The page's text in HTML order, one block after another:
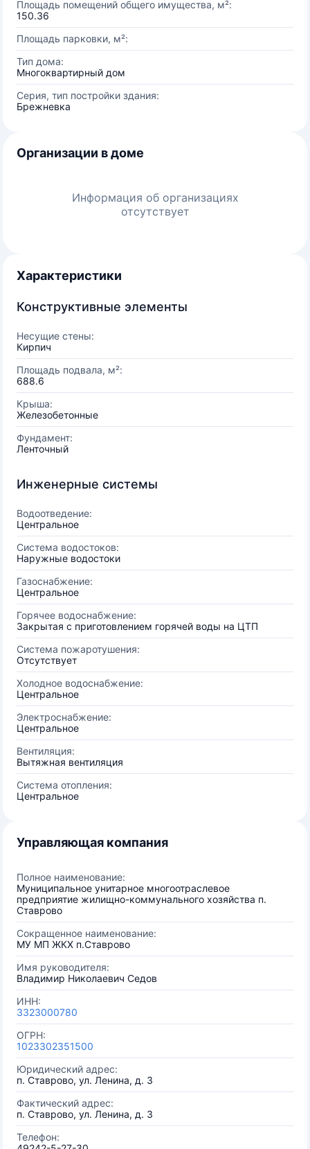
Площадь помещений общего имущества, м²:
150.36
Площадь парковки, м²:
Тип дома:
Многоквартирный дом
Серия, тип постройки здания:
Брежневка
Организации в доме
Информация об организациях
отсутствует
Характеристики
Конструктивные элементы
Несущие стены:
Кирпич
Площадь подвала, м²:
688.6
Крыша:
Железобетонные
Фундамент:
Ленточный
Инженерные системы
Водоотведение:
Центральное
Система водостоков:
Наружные водостоки
Газоснабжение:
Центральное
Горячее водоснабжение:
Закрытая с приготовлением горячей воды на ЦТП
Система пожаротушения:
Отсутствует
Холодное водоснабжение:
Центральное
Электроснабжение:
Центральное
Вентиляция:
Вытяжная вентиляция
Система отопления:
Центральное
Управляющая компания
Полное наименование:
Муниципальное унитарное многоотраслевое
предприятие жилищно-коммунального хозяйства п.
Ставрово
Сокращенное наименование:
МУ МП ЖКХ п.Ставрово
Имя руководителя:
Владимир Николаевич Седов
ИНН:
3323000780
ОГРН:
1023302351500
Юридический адрес:
п. Ставрово, ул. Ленина, д. 3
Фактический адрес:
п. Ставрово, ул. Ленина, д. 3
Телефон: